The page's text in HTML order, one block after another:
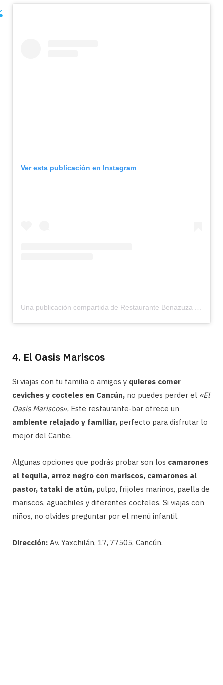
Ver esta publicación en Instagram
Una publicación compartida de Restaurante Benazuza (@restbenazuza)
4. El Oasis Mariscos
Si viajas con tu familia o amigos y quieres comer
ceviches y cocteles en Cancún, no puedes perder el «El
Oasis Mariscos». Este restaurante-bar ofrece un
ambiente relajado y familiar, perfecto para disfrutar lo
mejor del Caribe.
Algunas opciones que podrás probar son los camarones
al tequila, arroz negro con mariscos, camarones al
pastor, tataki de atún, pulpo, frijoles marinos, paella de
mariscos, aguachiles y diferentes cocteles. Si viajas con
niños, no olvides preguntar por el menú infantil.
Dirección: Av. Yaxchilán, 17, 77505, Cancún.